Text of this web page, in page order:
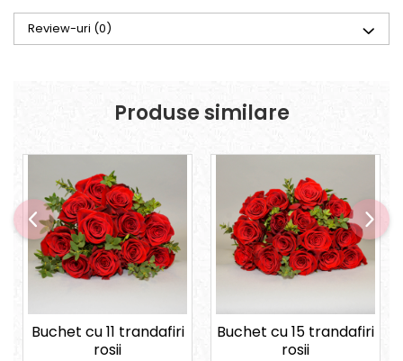
Review-uri (0)
Produse similare
Buchet cu 11 trandafiri
rosii
Buchet cu 15 trandafiri
rosii